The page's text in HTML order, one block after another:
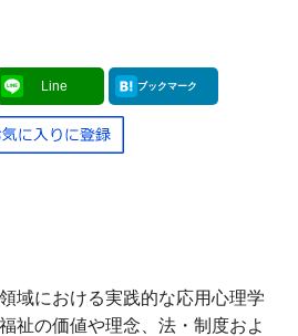
Line ブックマーク
域における実践的な応用心理学
祉の価値や理念、法・制度およ